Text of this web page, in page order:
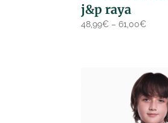
j&p raya
48,99€ –61,00€